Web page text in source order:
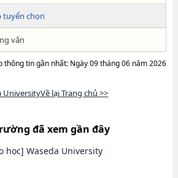
tuyển chọn
vấn
thông tin gần nhất: Ngày 09 tháng 06 năm 2026
UniversityVề lại Trang chủ >>
đã xem gần đây
học] Waseda University